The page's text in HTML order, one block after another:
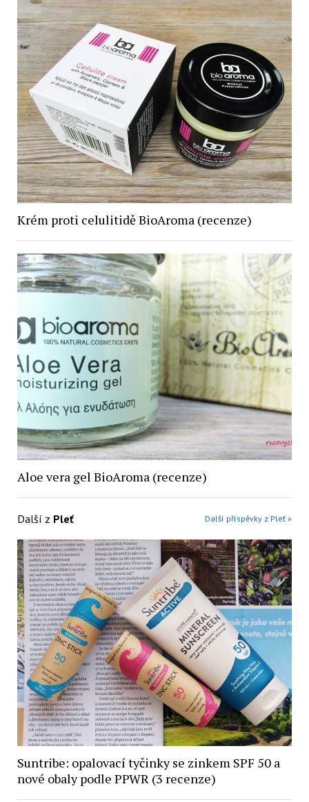
Krém proti celulitidě BioAroma (recenze)
Aloe vera gel BioAroma (recenze)
Další z Pleť Další příspěvky z Pleť »
Suntribe: opalovací tyčinky se zinkem SPF 50 a
nové obaly podle PPWR (3 recenze)